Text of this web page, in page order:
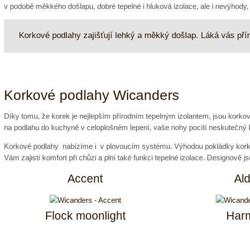
v podobě měkkého došlapu, dobré tepelné i hluková izolace, ale i
Korkové podlahy zajišťují lehký a měkký došlap. Láká vás
Korkové podlahy Wicanders
Díky tomu, že korek je nejlepším přírodním tepelným izolantem, jsou
na podlahu do kuchyně v celoplošném lepení, vaše nohy pocítí neskutečný
Korkové podlahy nabízíme i v plovoucím systému. Výhodou pokládky
Vám zajistí komfort při chůzi a plní také funkci tepelné izolace. Designově
Accent
Flock moonlight